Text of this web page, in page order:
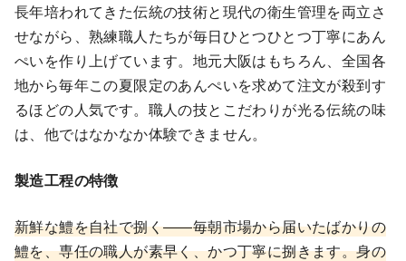
長年培われてきた伝統の技術と現代の衛生管理を両立さ
せながら、熟練職人たちが毎日ひとつひとつ丁寧にあん
ぺいを作り上げています。地元大阪はもちろん、全国各
地から毎年この夏限定のあんぺいを求めて注文が殺到す
るほどの人気です。職人の技とこだわりが光る伝統の味
は、他ではなかなか体験できません。
製造工程の特徴
新鮮な鱧を自社で捌く――毎朝市場から届いたばかりの
鱧を、専任の職人が素早く、かつ丁寧に捌きます。身の